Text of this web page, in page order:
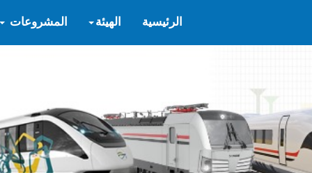
الرئيسية الهيئة المشروعات